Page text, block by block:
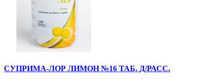
СУПРИМА-ЛОР ЛИМОН №16 ТАБ. Д/РАСС.